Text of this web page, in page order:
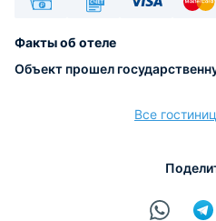
Факты об отеле
Объект прошел
Все